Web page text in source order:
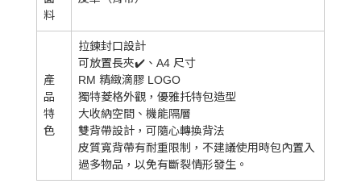
料
產
品
特
色
拉鍊封口設計
可放置長夾✔️、A4 尺寸
RM 精緻滴膠 LOGO
獨特菱格外觀，優雅托特包造型
大收納空間、機能隔層
雙背帶設計，可隨心轉換背法
皮質寬背帶有耐重限制，不建議使用時包內置入
過多物品，以免有斷裂情形發生。